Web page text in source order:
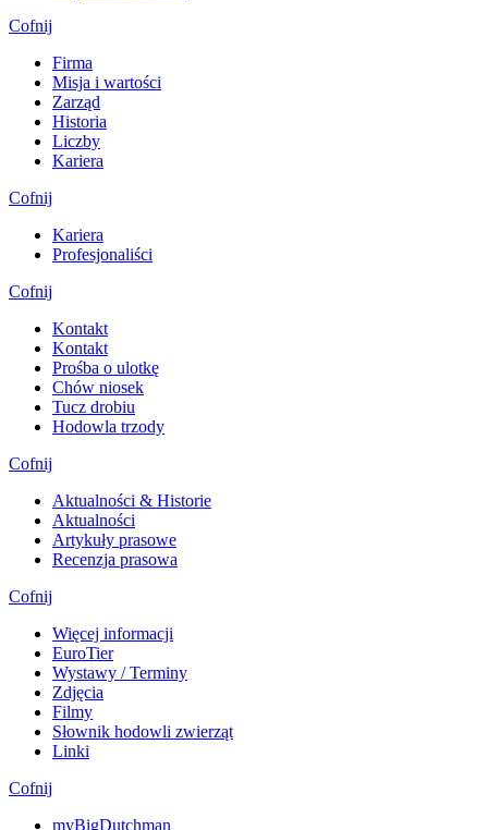
Cofnij
Firma
Misja i wartości
Zarząd
Historia
Liczby
Kariera
Cofnij
Kariera
Profesjonaliści
Cofnij
Kontakt
Kontakt
Prośba o ulotkę
Chów niosek
Tucz drobiu
Hodowla trzody
Cofnij
Aktualności & Historie
Aktualności
Artykuły prasowe
Recenzja prasowa
Cofnij
Więcej informacji
EuroTier
Wystawy / Terminy
Zdjęcia
Filmy
Słownik hodowli zwierząt
Linki
Cofnij
myBigDutchman